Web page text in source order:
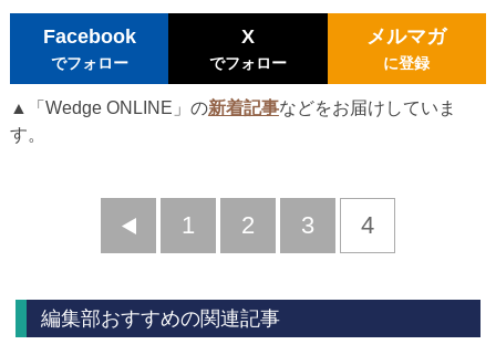
Facebook
でフォロー
X
でフォロー
メルマガ
に登録
▲「Wedge ONLINE」の新着記事などをお届けしていま
す。
前
1 2 3 4
編集部おすすめの関連記事